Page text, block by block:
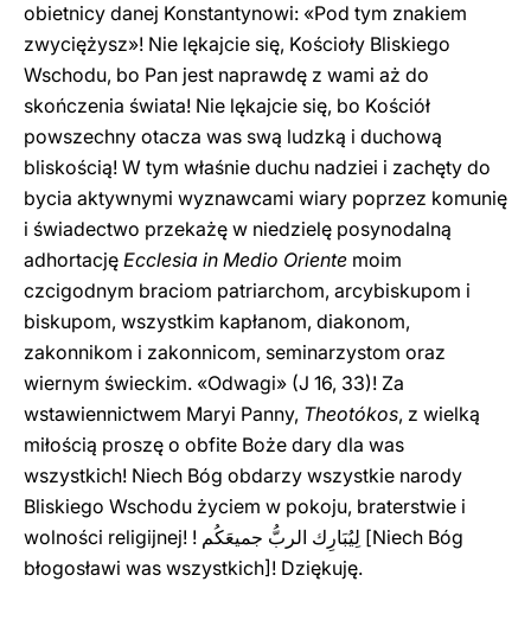
obietnicy danej Konstantynowi: «Pod tym znakiem
zwyciężysz»! Nie lękajcie się, Kościoły Bliskiego
Wschodu, bo Pan jest naprawdę z wami aż do
skończenia świata! Nie lękajcie się, bo Kościół
powszechny otacza was swą ludzką i duchową
bliskością! W tym właśnie duchu nadziei i zachęty do
bycia aktywnymi wyznawcami wiary poprzez komunię
i świadectwo przekażę w niedzielę posynodalną
adhortację Ecclesia in Medio Oriente moim
czcigodnym braciom patriarchom, arcybiskupom i
biskupom, wszystkim kapłanom, diakonom,
zakonnikom i zakonnicom, seminarzystom oraz
wiernym świeckim. «Odwagi» (J 16, 33)! Za
wstawiennictwem Maryi Panny, Theotókos, z wielką
miłością proszę o obfite Boże dary dla was
wszystkich! Niech Bóg obdarzy wszystkie narody
Bliskiego Wschodu życiem w pokoju, braterstwie i
wolności religijnej! ! لِيُبَارِك الربُّ جميعَكُم [Niech Bóg
błogosławi was wszystkich]! Dziękuję.